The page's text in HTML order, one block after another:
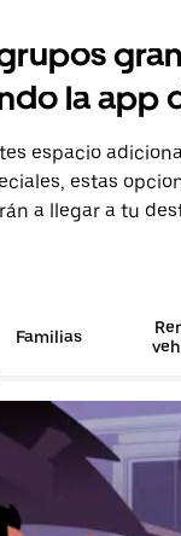
la app
espacio
estas
a llegar a tu
Familias